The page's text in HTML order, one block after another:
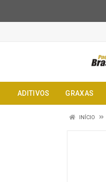
ADITIVOS GRAXAS
INÍCIO